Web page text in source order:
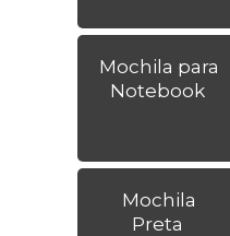
Mochila para
Notebook
Mochila
Preta